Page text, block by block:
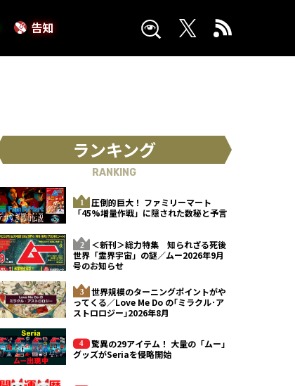
告知
ランキング
RANKING
圧倒的巨大！ ファミリーマート
「45%増量作戦」に隠された数秘と予言
＜新刊＞総力特集 知られざる死後
世界「霊界宇宙」の謎／ムー2026年9月
号のお知らせ
世界規模のターニングポイントがや
ってくる／Love Me Do の｢ミラクル･ア
ストロロジー｣2026年8月
驚異の29アイテム！ 大量の「ムー」
グッズがSeriaを侵略開始